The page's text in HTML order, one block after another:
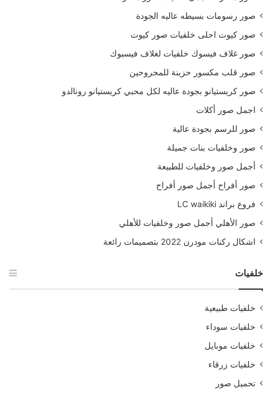
صور رسومات بسيطه عاليه الجودة
صور كيوت احلى خلفيات صور كيوت
صور غلاف فيسوك خلفيات لغلاف فيسبوك
صور قلب مكسور حزينة للمجروحين
صور كريستيانو بجودة عاليه لكل محبي كريستيانو رونالدو
اجمل صور أكلات
صور للرسم بجودة عالية
صور وخلفيات بنات جميلة
أجمل صور وخلفيات للطبيعة
صور أفراح أجمل صور أفراح
فروع براند LC waikiki
صور الأهلي أجمل صور وخلفيات للأهلي
اشكال ركنات مودرن 2022 بتصميمات رائعة
خلفيات
خلفيات طبيعية
خلفيات سوداء
خلفيات موبايل
خلفيات زرقاء
تحميل صور